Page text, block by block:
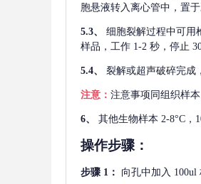
胞悬液转入离心管中，置
5.3、 细胞裂解过程中可用
样品，工作 1-2 秒，停止
5.4、 裂解或超声破碎完成，
注意： 注意事项同组织样本
6、 其他生物样本 2-8°C，
操作步骤：
步骤 1： 向孔中加入 100ul